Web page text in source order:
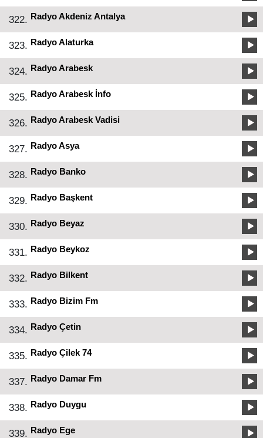
322. Radyo Akdeniz Antalya
323. Radyo Alaturka
324. Radyo Arabesk
325. Radyo Arabesk İnfo
326. Radyo Arabesk Vadisi
327. Radyo Asya
328. Radyo Banko
329. Radyo Başkent
330. Radyo Beyaz
331. Radyo Beykoz
332. Radyo Bilkent
333. Radyo Bizim Fm
334. Radyo Çetin
335. Radyo Çilek 74
337. Radyo Damar Fm
338. Radyo Duygu
339. Radyo Ege